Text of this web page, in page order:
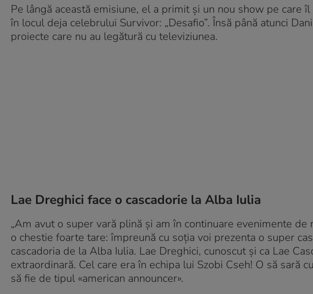
Pe lângă această emisiune, el a primit și un nou show pe care
în locul deja celebrului Survivor: „Desafio”. Însă până atunci
proiecte care nu au legătură cu televiziunea.
Lae Dreghici face o cascadorie la Alba Iulia
„Am avut o super vară plină și am în continuare evenimente
o chestie foarte tare: împreună cu soția voi prezenta o super
cascadoria de la Alba Iulia. Lae Dreghici, cunoscut și ca Lae
extraordinară. Cel care era în echipa lui Szobi Cseh! O să sară
să fie de tipul «american announcer».